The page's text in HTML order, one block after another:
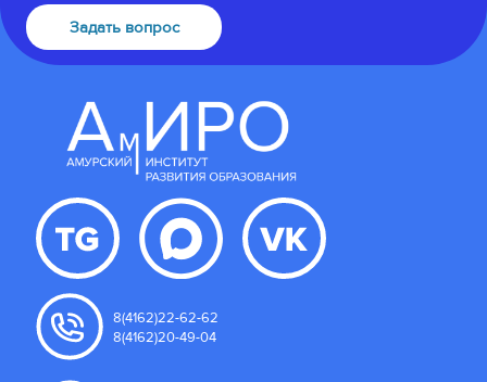
Задать вопрос
8(4162)22-62-62
8(4162)20-49-04